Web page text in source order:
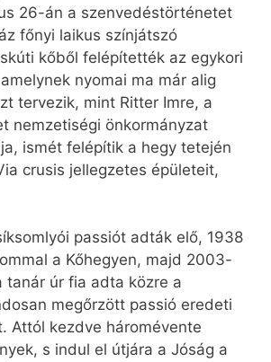
26-án a szenvedéstörténetet
főnyi laikus színjátszó
kőből felépítették az egykori
nyomai ma már alig
tervezik, mint Ritter Imre, a
nemzetiségi önkormányzat
ismét felépítik a hegy tetején
crusis jellegzetes épületeit,
passiót adták elő, 1938
a Kőhegyen, majd 2003-
tanár úr fia adta közre a
megőrzött passió eredeti
Attól kezdve háromévente
s indul el útjára a Jóság a